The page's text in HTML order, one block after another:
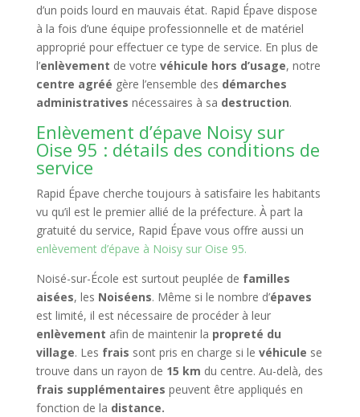
d’un poids lourd en mauvais état. Rapid Épave dispose
à la fois d’une équipe professionnelle et de matériel
approprié pour effectuer ce type de service. En plus de
l’enlèvement de votre véhicule hors d’usage, notre
centre agréé gère l’ensemble des démarches
administratives nécessaires à sa destruction.
Enlèvement d’épave Noisy sur
Oise 95 : détails des conditions de
service
Rapid Épave cherche toujours à satisfaire les habitants
vu qu’il est le premier allié de la préfecture. À part la
gratuité du service, Rapid Épave vous offre aussi un
enlèvement d’épave à Noisy sur Oise 95.
Noisé-sur-École est surtout peuplée de familles
aisées, les Noiséens. Même si le nombre d’épaves
est limité, il est nécessaire de procéder à leur
enlèvement afin de maintenir la propreté du
village. Les frais sont pris en charge si le véhicule se
trouve dans un rayon de 15 km du centre. Au-delà, des
frais supplémentaires peuvent être appliqués en
fonction de la distance.